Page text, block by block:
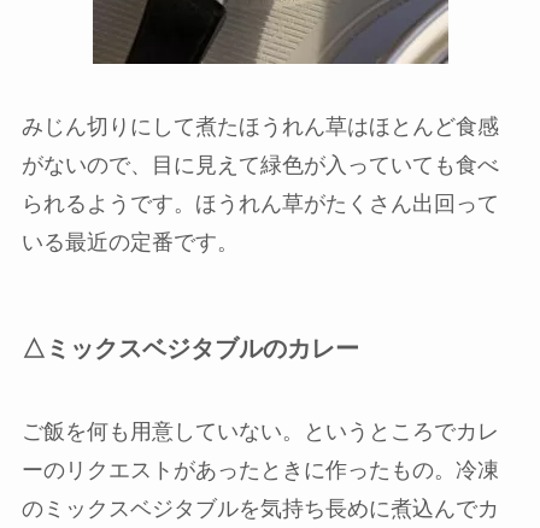
みじん切りにして煮たほうれん草はほとんど食感
がないので、目に見えて緑色が入っていても食べ
られるようです。ほうれん草がたくさん出回って
いる最近の定番です。
△ミックスベジタブルのカレー
ご飯を何も用意していない。というところでカレ
ーのリクエストがあったときに作ったもの。冷凍
のミックスベジタブルを気持ち長めに煮込んでカ